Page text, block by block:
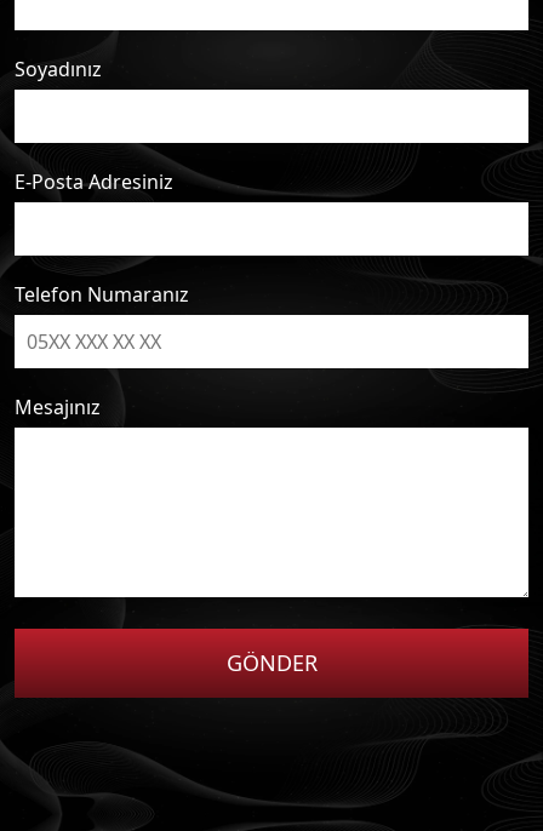
Soyadınız
E-Posta Adresiniz
Telefon Numaranız
Mesajınız
GÖNDER